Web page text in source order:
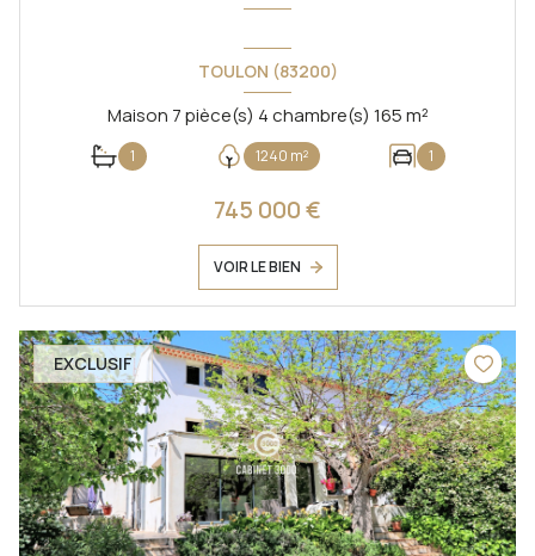
TOULON (83200)
Maison 7 pièce(s) 4 chambre(s) 165 m²
1 1240 m² 1
745 000 €
VOIR LE BIEN
EXCLUSIF